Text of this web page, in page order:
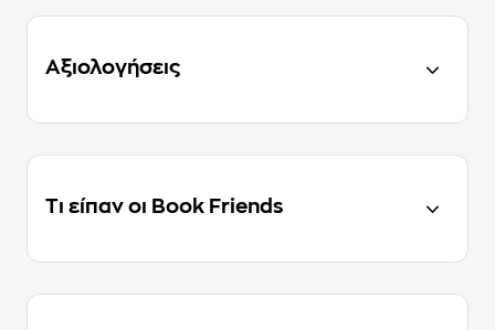
Αξιολογήσεις
Τι είπαν οι Book Friends